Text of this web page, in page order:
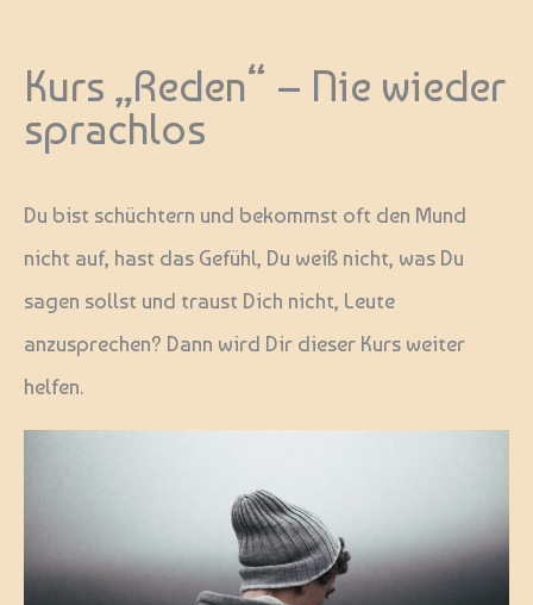
Kurs „Reden“ – Nie wieder
sprachlos
Du bist schüchtern und bekommst oft den Mund
nicht auf, hast das Gefühl, Du weiß nicht, was Du
sagen sollst und traust Dich nicht, Leute
anzusprechen? Dann wird Dir dieser Kurs weiter
helfen.